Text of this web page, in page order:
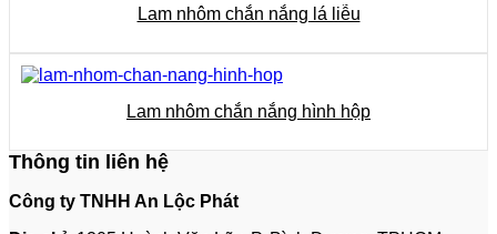
Lam nhôm chắn nắng lá liễu
Lam nhôm chắn nắng hình hộp
Thông tin liên hệ
Công ty TNHH An Lộc Phát